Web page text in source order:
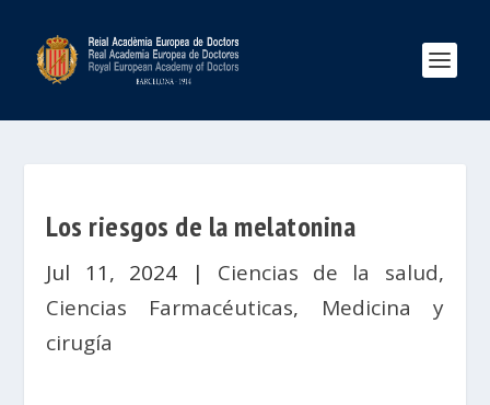
Los riesgos de la melatonina
Jul 11, 2024| Ciencias de la salud,
Ciencias Farmacéuticas, Medicina y
cirugía